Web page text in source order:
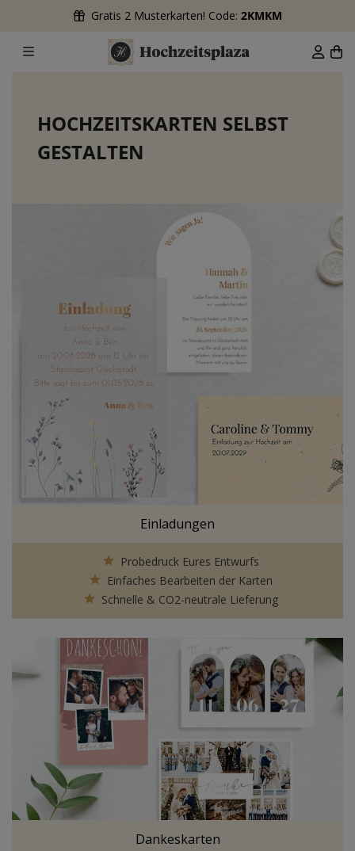
Gratis 2 Musterkarten! Code: 2KMKM
HOCHZEITSKARTEN SELBST
GESTALTEN
Einladungen
Probedruck Eures Entwurfs
Einfaches Bearbeiten der Karten
Schnelle & CO2-neutrale Lieferung
Dankeskarten